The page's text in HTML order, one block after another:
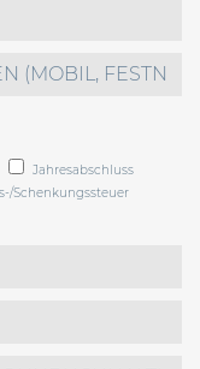
Jahresabschluss
Schenkungssteuer